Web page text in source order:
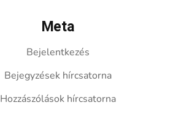
Meta
Bejelentkezés
Bejegyzések hírcsatorna
Hozzászólások hírcsatorna